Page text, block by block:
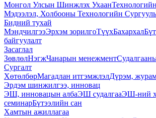
Монгол Улсын Шинжлэх Ухаан
Мэдээлэл, Холбооны Технологийн Сургууль
Бидний тухай
МэндчилгээЭрхэм зорилгоТүүхБахархал
байгуулалт
Засаглал
ЗөвлөлНэгжЧанарын менежмент
Сургалт
ХөтөлбөрМагадлан итгэмжлэлДүрэм,
Эрдэм шинжилгээ, инновац
ЭШ, инновацын албаЭШ судалгааЭШ-ний
семинарБүтээлийн сан
Хамтын ажиллагаа